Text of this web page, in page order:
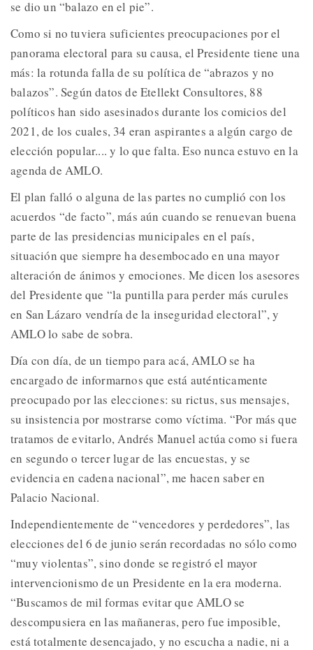
se dio un “balazo en el pie”.
Como si no tuviera suficientes preocupaciones por el
panorama electoral para su causa, el Presidente tiene una
más: la rotunda falla de su política de “abrazos y no
balazos”. Según datos de Etellekt Consultores, 88
políticos han sido asesinados durante los comicios del
2021, de los cuales, 34 eran aspirantes a algún cargo de
elección popular.... y lo que falta. Eso nunca estuvo en la
agenda de AMLO.
El plan falló o alguna de las partes no cumplió con los
acuerdos “de facto”, más aún cuando se renuevan buena
parte de las presidencias municipales en el país,
situación que siempre ha desembocado en una mayor
alteración de ánimos y emociones. Me dicen los asesores
del Presidente que “la puntilla para perder más curules
en San Lázaro vendría de la inseguridad electoral”, y
AMLO lo sabe de sobra.
Día con día, de un tiempo para acá, AMLO se ha
encargado de informarnos que está auténticamente
preocupado por las elecciones: su rictus, sus mensajes,
su insistencia por mostrarse como víctima. “Por más que
tratamos de evitarlo, Andrés Manuel actúa como si fuera
en segundo o tercer lugar de las encuestas, y se
evidencia en cadena nacional”, me hacen saber en
Palacio Nacional.
Independientemente de “vencedores y perdedores”, las
elecciones del 6 de junio serán recordadas no sólo como
“muy violentas”, sino donde se registró el mayor
intervencionismo de un Presidente en la era moderna.
“Buscamos de mil formas evitar que AMLO se
descompusiera en las mañaneras, pero fue imposible,
está totalmente desencajado, y no escucha a nadie, ni a